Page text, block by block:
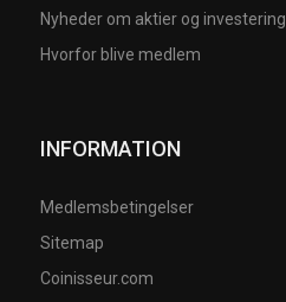
Nyheder om aktier og investering
Hvorfor blive medlem
INFORMATION
Medlemsbetingelser
Sitemap
Coinisseur.com